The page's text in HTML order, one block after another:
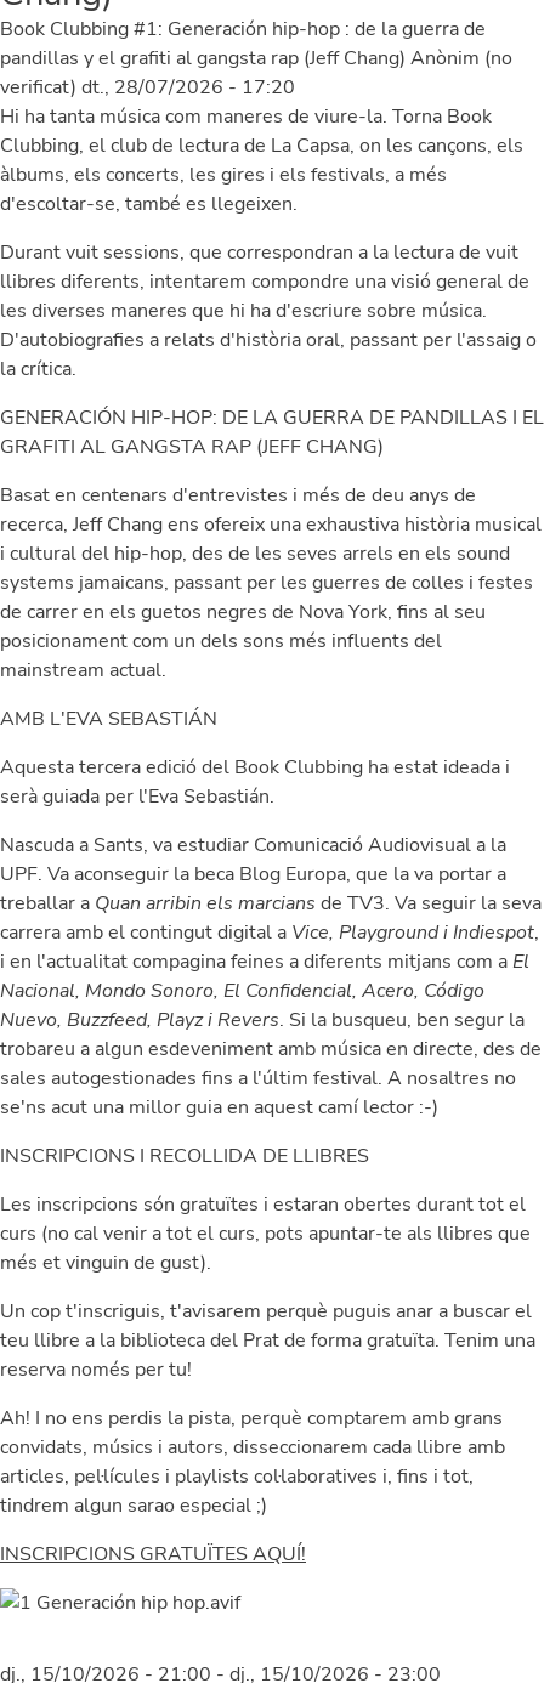
Book Clubbing #1: Generación hip-hop : de la guerra de
pandillas y el grafiti al gangsta rap (Jeff Chang) Anònim (no
verificat) dt., 28/07/2026 - 17:20
Hi ha tanta música com maneres de viure-la. Torna Book
Clubbing, el club de lectura de La Capsa, on les cançons, els
àlbums, els concerts, les gires i els festivals, a més
d'escoltar-se, també es llegeixen.
Durant vuit sessions, que correspondran a la lectura de vuit
llibres diferents, intentarem compondre una visió general de
les diverses maneres que hi ha d'escriure sobre música.
D'autobiografies a relats d'història oral, passant per l'assaig o
la crítica.
GENERACIÓN HIP-HOP: DE LA GUERRA DE PANDILLAS I EL
GRAFITI AL GANGSTA RAP (JEFF CHANG)
Basat en centenars d'entrevistes i més de deu anys de
recerca, Jeff Chang ens ofereix una exhaustiva història musical
i cultural del hip-hop, des de les seves arrels en els sound
systems jamaicans, passant per les guerres de colles i festes
de carrer en els guetos negres de Nova York, fins al seu
posicionament com un dels sons més influents del
mainstream actual.
AMB L'EVA SEBASTIÁN
Aquesta tercera edició del Book Clubbing ha estat ideada i
serà guiada per l'Eva Sebastián.
Nascuda a Sants, va estudiar Comunicació Audiovisual a la
UPF. Va aconseguir la beca Blog Europa, que la va portar a
treballar a Quan arribin els marcians de TV3. Va seguir la seva
carrera amb el contingut digital a Vice, Playground i Indiespot,
i en l'actualitat compagina feines a diferents mitjans com aEl
Nacional, Mondo Sonoro, El Confidencial, Acero, Código
Nuevo, Buzzfeed, Playz i Revers. Si la busqueu, ben segur la
trobareu a algun esdeveniment amb música en directe, des de
sales autogestionades fins a l'últim festival. A nosaltres no
se'ns acut una millor guia en aquest camí lector :-)
INSCRIPCIONS I RECOLLIDA DE LLIBRES
Les inscripcions són gratuïtes i estaran obertes durant tot el
curs (no cal venir a tot el curs, pots apuntar-te als llibres que
més et vinguin de gust).
Un cop t'inscriguis, t'avisarem perquè puguis anar a buscar el
teu llibre a la biblioteca del Prat de forma gratuïta. Tenim una
reserva només per tu!
Ah! I no ens perdis la pista, perquè comptarem amb grans
convidats, músics i autors, disseccionarem cada llibre amb
articles, pel·lícules i playlists col·laboratives i, fins i tot,
tindrem algun sarao especial ;)
INSCRIPCIONS GRATUÏTES AQUÍ!
Image
dj., 15/10/2026 - 21:00 - dj., 15/10/2026 - 23:00